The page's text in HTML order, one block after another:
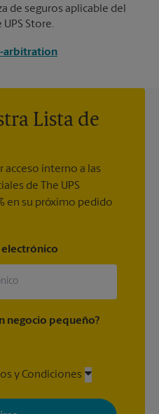
de seguros aplicable del
Store.
arbitration
Lista de
acceso interno a las
de The UPS
en su próximo pedido
electrónico
negocio pequeño?
y Condiciones
electrónicos de The UPS
promociones y mensajes